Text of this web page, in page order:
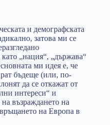
и демографската
затова ми се
„нация“, „държава“
ми идея е, че
бъдеще (или, по-
да се откажат от
интереси“ и
възраждането на
на Европа в